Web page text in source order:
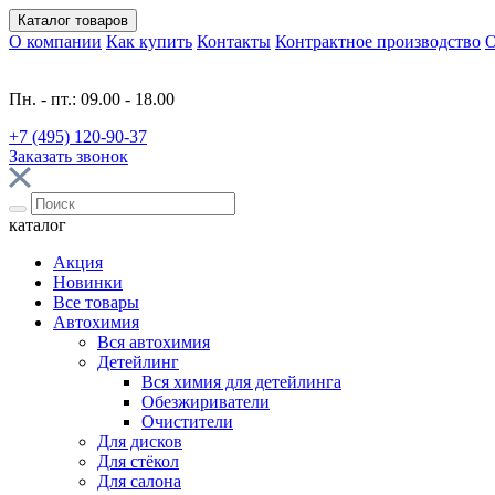
Каталог товаров
О компании Как купить Контакты Контрактное производство
Пн. - пт.: 09.00 - 18.00
+7 (495) 120-90-37
Заказать звонок
каталог
Акция
Новинки
Все товары
Автохимия
Вся автохимия
Детейлинг
Вся химия для детейлинга
Обезжириватели
Очистители
Для дисков
Для стёкол
Для салона